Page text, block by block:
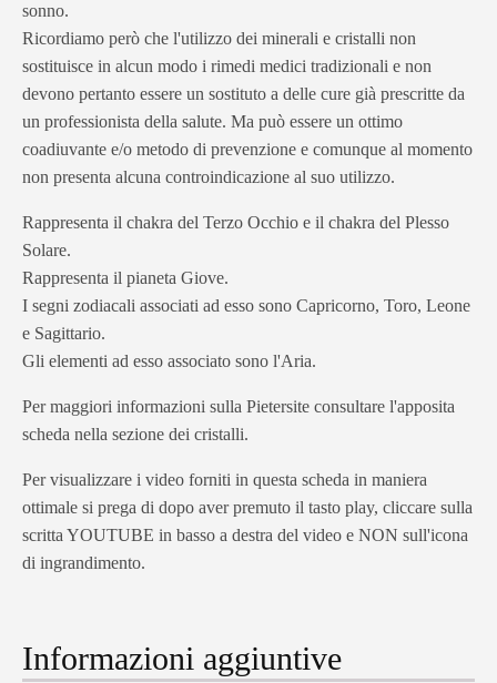
sonno.
Ricordiamo però che l'utilizzo dei minerali e cristalli non
sostituisce in alcun modo i rimedi medici tradizionali e non
devono pertanto essere un sostituto a delle cure già prescritte da
un professionista della salute. Ma può essere un ottimo
coadiuvante e/o metodo di prevenzione e comunque al momento
non presenta alcuna controindicazione al suo utilizzo.
Rappresenta il chakra del Terzo Occhio e il chakra del Plesso
Solare.
Rappresenta il pianeta Giove.
I segni zodiacali associati ad esso sono Capricorno, Toro, Leone
e Sagittario.
Gli elementi ad esso associato sono l'Aria.
Per maggiori informazioni sulla Pietersite consultare l'apposita
scheda nella sezione dei cristalli.
Per visualizzare i video forniti in questa scheda in maniera
ottimale si prega di dopo aver premuto il tasto play, cliccare sulla
scritta YOUTUBE in basso a destra del video e NON sull'icona
di ingrandimento.
Informazioni aggiuntive